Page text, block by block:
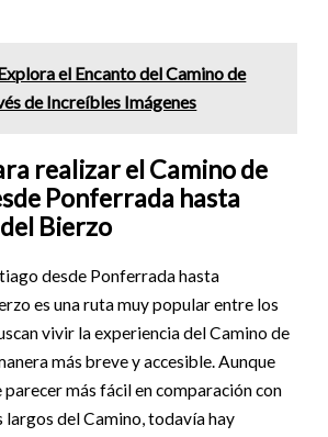
el Encanto del Camino de
de Increíbles Imágenes
realizar el Camino de
Ponferrada hasta
Bierzo
desde Ponferrada hasta
es una ruta muy popular entre los
vivir la experiencia del Camino de
más breve y accesible. Aunque
más fácil en comparación con
del Camino, todavía hay